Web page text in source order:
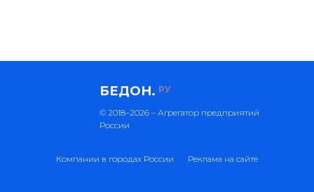
БЕДОН. РУ
© 2018–2026 – Агрегатор предприятий
России
Компании в городах России Реклама на сайте